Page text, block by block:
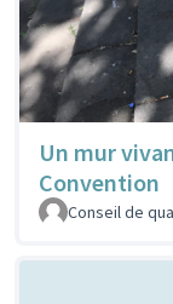
Un mur
Convention
Conseil de